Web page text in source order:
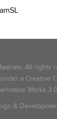
All rights
a Creative
Works
&